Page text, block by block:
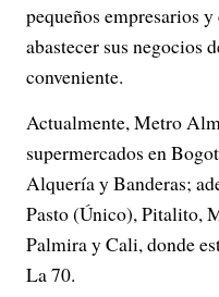
pequeños empresarios
abastecer sus negocios
conveniente.
Actualmente, Metro
supermercados en
Alquería y Banderas;
Pasto (Único), Pitalito,
Palmira y Cali, donde
La 70.